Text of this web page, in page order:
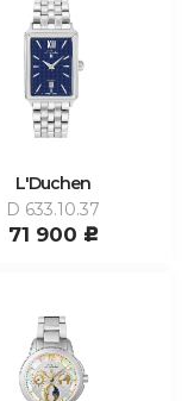
L'Duchen
D 633.10.37
71 900 c